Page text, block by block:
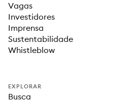
Vagas
Investidores
Imprensa
Sustentabilidade
Whistleblow
EXPLORAR
Busca